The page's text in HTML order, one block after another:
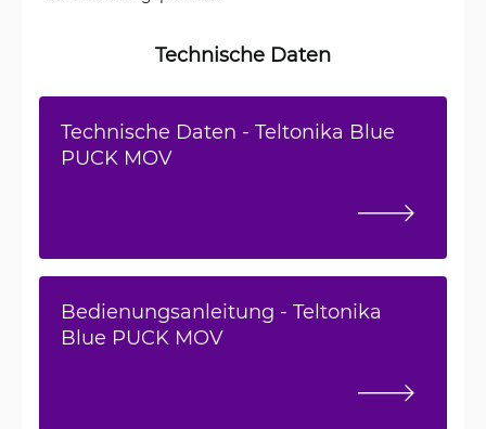
Technische Daten
Technische Daten - Teltonika Blue
PUCK MOV
Bedienungsanleitung - Teltonika
Blue PUCK MOV